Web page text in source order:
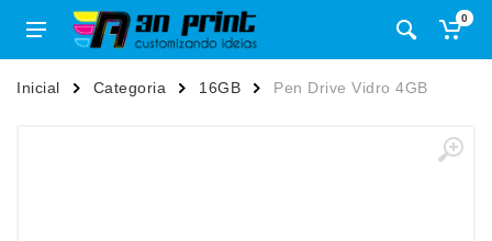
0
Inicial Categoria 16GB Pen Drive Vidro 4GB